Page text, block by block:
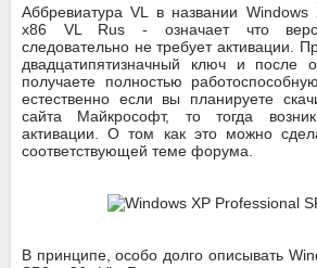
Аббревиатура VL в названии Windows
x86 VL Rus - означает что
следовательно не требует активации.
двадцатипятизначный ключ и после
получаете полностью
естественно если вы планируете
сайта Майкрософт, то тогда
активации. О том как это можно
соответствующей теме форума.
В принципе, особо долго описывать